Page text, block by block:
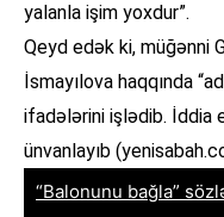
yalanla işim yoxdur”.
Qeyd edək ki, müğənni
İsmayılova haqqında
ifadələrini işlədib. İddia
ünvanlayıb